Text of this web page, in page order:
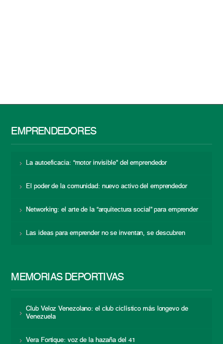
EMPRENDEDORES
La autoeficacia: “motor invisible” del emprendedor
El poder de la comunidad: nuevo activo del emprendedor
Networking: el arte de la “arquitectura social” para emprender
Las ideas para emprender no se inventan, se descubren
MEMORIAS DEPORTIVAS
Club Veloz Venezolano: el club ciclístico más longevo de
Venezuela
Vera Fortique: voz de la hazaña del 41